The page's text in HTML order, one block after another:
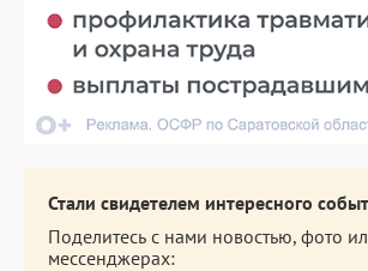
Стали свидетелем интересного
Поделитесь с нами новостью, фото
мессенджерах: